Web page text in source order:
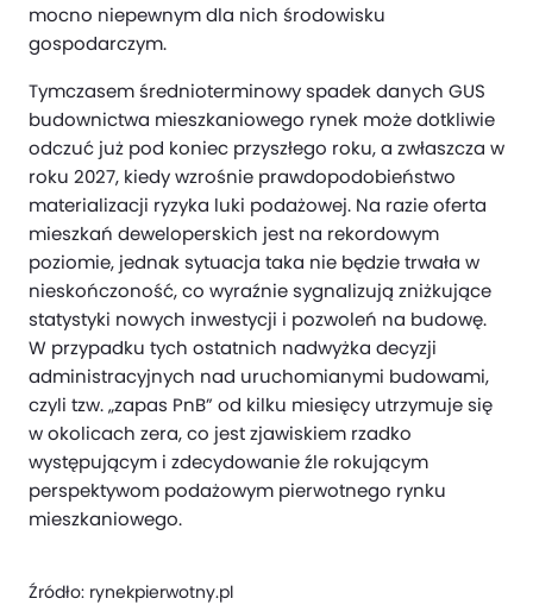
mocno niepewnym dla nich środowisku
gospodarczym.
Tymczasem średnioterminowy spadek danych GUS
budownictwa mieszkaniowego rynek może dotkliwie
odczuć już pod koniec przyszłego roku, a zwłaszcza w
roku 2027, kiedy wzrośnie prawdopodobieństwo
materializacji ryzyka luki podażowej. Na razie oferta
mieszkań deweloperskich jest na rekordowym
poziomie, jednak sytuacja taka nie będzie trwała w
nieskończoność, co wyraźnie sygnalizują zniżkujące
statystyki nowych inwestycji i pozwoleń na budowę.
W przypadku tych ostatnich nadwyżka decyzji
administracyjnych nad uruchomianymi budowami,
czyli tzw. „zapas PnB” od kilku miesięcy utrzymuje się
w okolicach zera, co jest zjawiskiem rzadko
występującym i zdecydowanie źle rokującym
perspektywom podażowym pierwotnego rynku
mieszkaniowego.
Źródło: rynekpierwotny.pl